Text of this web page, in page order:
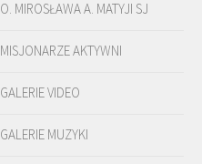
DUCHOWOŚĆ
O. MIROSŁAWA A. MATYJI SJ
MISJONARZE AKTYWNI
GALERIE VIDEO
GALERIE MUZYKI